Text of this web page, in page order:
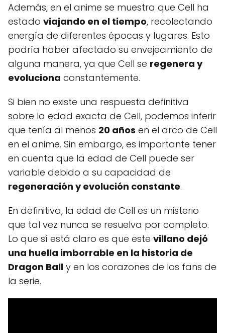
Además, en el anime se muestra que Cell ha
estado viajando en el tiempo, recolectando
energía de diferentes épocas y lugares. Esto
podría haber afectado su envejecimiento de
alguna manera, ya que Cell se regenera y
evoluciona constantemente.
Si bien no existe una respuesta definitiva
sobre la edad exacta de Cell, podemos inferir
que tenía al menos 20 años en el arco de Cell
en el anime. Sin embargo, es importante tener
en cuenta que la edad de Cell puede ser
variable debido a su capacidad de
regeneración y evolución constante.
En definitiva, la edad de Cell es un misterio
que tal vez nunca se resuelva por completo.
Lo que sí está claro es que este villano dejó
una huella imborrable en la historia de
Dragon Ball y en los corazones de los fans de
la serie.